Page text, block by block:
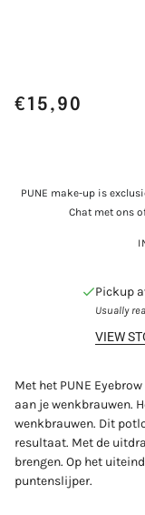
€15,90
PUNE make-up is
Chat met ons
Pickup
Usually
VIEW
Met het PUNE
aan je wenkbrauwen.
wenkbrauwen. Dit
resultaat. Met de
brengen. Op het
puntenslijper.
Login
Log in to your
and view your